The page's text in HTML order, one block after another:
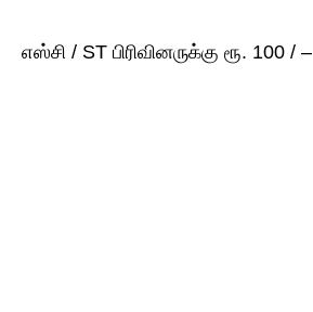
எஸ்சி / ST பிரிவினருக்கு ரூ. 100 / –